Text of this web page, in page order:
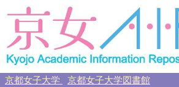
京都女子大学 京都女子大学図書館